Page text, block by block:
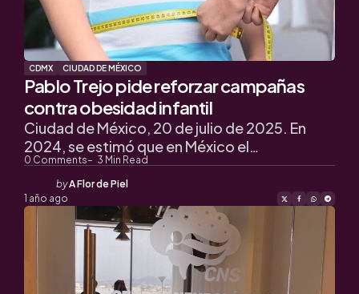
CDMX CIUDAD DE MÉXICO
Pablo Trejo pide reforzar campañas
contra obesidad infantil
0 Comments 3 Min Read
Ciudad de México, 20 de julio de 2025. En
2024, se estimó que en México el…
Posted
by
byA Flor de Piel
1 año ago